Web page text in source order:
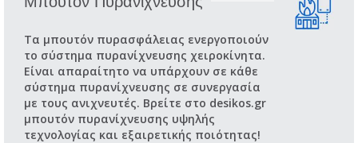
Τα μπουτόν πυρασφάλειας ενεργοποιούν
το σύστημα πυρανίχνευσης χειροκίνητα.
Είναι απαραίτητο να υπάρχουν σε κάθε
σύστημα πυρανίχνευσης σε συνεργασία
με τους ανιχνευτές. Βρείτε στο desikos.gr
μπουτόν πυρανίχνευσης υψηλής
τεχνολογίας και εξαιρετικής ποιότητας!